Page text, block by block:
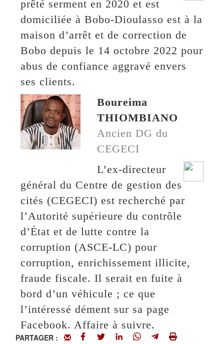
prêté serment en 2020 et est
domiciliée à Bobo-Dioulasso est à la
maison d’arrêt et de correction de
Bobo depuis le 14 octobre 2022 pour
abus de confiance aggravé envers
ses clients.
Boureima
THIOMBIANO
Ancien DG du
CEGECI
L’ex-directeur
général du Centre de gestion des
cités (CEGECI) est recherché par
l’Autorité supérieure du contrôle
d’État et de lutte contre la
corruption (ASCE-LC) pour
corruption, enrichissement illicite,
fraude fiscale. Il serait en fuite à
bord d’un véhicule ; ce que
l’intéressé dément sur sa page
Facebook. Affaire à suivre.
PARTAGER :